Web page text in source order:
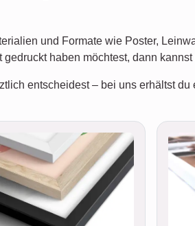
und Formate wie Poster,
haben möchtest, dann
entscheidest – bei uns erhältst